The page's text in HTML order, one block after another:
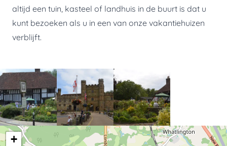
altijd een tuin, kasteel of landhuis in de buurt is dat u
kunt bezoeken als u in een van onze vakantiehuizen
verblijft.
+